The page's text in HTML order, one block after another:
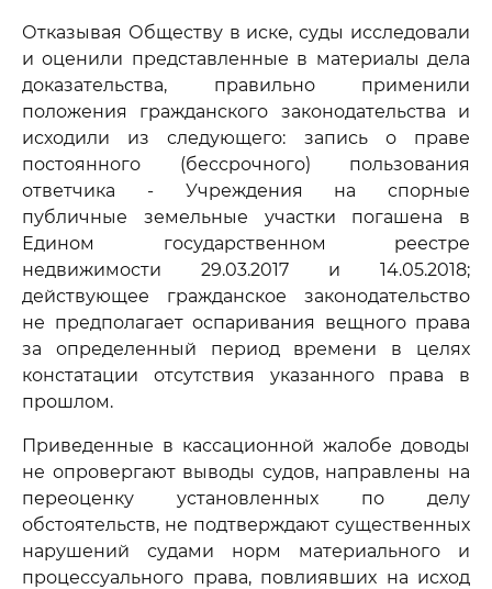
Отказывая Обществу в иске, суды исследовали
и оценили представленные в материалы дела
доказательства, правильно применили
положения гражданского законодательства и
исходили из следующего: запись о праве
постоянного (бессрочного) пользования
ответчика - Учреждения на спорные
публичные земельные участки погашена в
Едином государственном реестре
недвижимости 29.03.2017 и 14.05.2018;
действующее гражданское законодательство
не предполагает оспаривания вещного права
за определенный период времени в целях
констатации отсутствия указанного права в
прошлом.
Приведенные в кассационной жалобе доводы
не опровергают выводы судов, направлены на
переоценку установленных по делу
обстоятельств, не подтверждают существенных
нарушений судами норм материального и
процессуального права, повлиявших на исход